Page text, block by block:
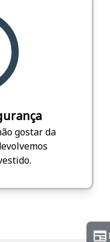
gostar da